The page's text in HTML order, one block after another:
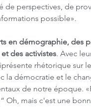
de perspectives, de
possible».
en démographie, des
des activistes. Avec
rhétorique sur
la démocratie et le
de notre époque.
Oh, mais c'est une